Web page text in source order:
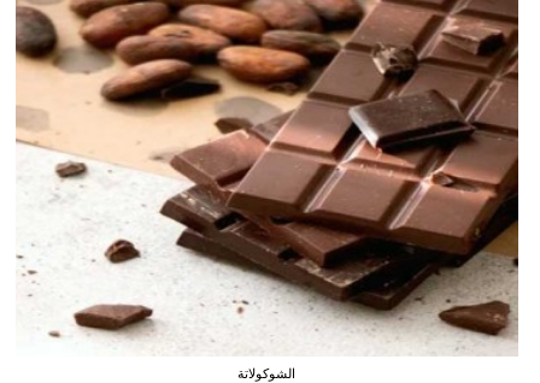
الشوكولاتة